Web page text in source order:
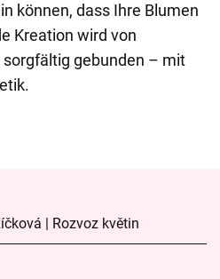
können, dass Ihre Blumen
Kreation wird von
gebunden – mit
| Rozvoz květin